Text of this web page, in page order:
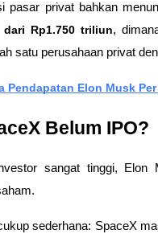
pasar privat bahkan
Rp1.750 triliun,
satu perusahaan privat
Pendapatan Elon Musk
Belum IPO?
sangat tinggi, Elon
sederhana: SpaceX